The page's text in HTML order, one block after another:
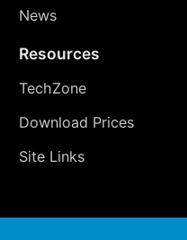
News
Resources
TechZone
Download Prices
Site Links